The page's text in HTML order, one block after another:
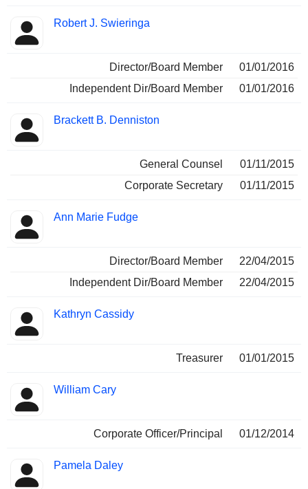
Robert J. Swieringa
Director/Board Member
01/01/2016
Independent Dir/Board Member
01/01/2016
Brackett B. Denniston
General Counsel
01/11/2015
Corporate Secretary
01/11/2015
Ann Marie Fudge
Director/Board Member
22/04/2015
Independent Dir/Board Member
22/04/2015
Kathryn Cassidy
Treasurer 01/01/2015
William Cary
Corporate Officer/Principal 01/12/2014
Pamela Daley